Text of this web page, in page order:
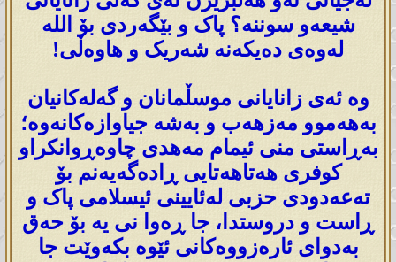
شیعەو سوننە؟ پاک و بێگەردی بۆ اللە
لەوەی دەیکەنە شەریک و ھاوەڵی!
وە ئەی زانایانی موسڵمانان و گەلەکانیان
بەھەموو مەزھەب و بەشە جیاوازەکانەوە؛
بەڕاستی منی ئیمام مەھدی چاوەڕوانکراو
کوفری ھەتاھەتایی ڕادەگەیەنم بۆ
تەعەدودی حزبی لەئایینی ئیسلامی پاک و
ڕاست و دروستدا، جا ڕەوا نی یە بۆ حەق
بەدوای ئارەزووەکانی ئێوە بکەوێت جا